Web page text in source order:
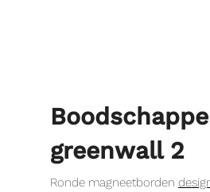
greenwall 2
Ronde magneetborden